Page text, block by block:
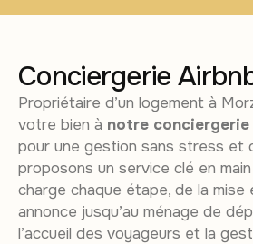
Conciergerie
Propriétaire d’un logement à
votre bien à notre
pour une gestion sans stress et
proposons un service clé en
charge chaque étape, de la mise
annonce jusqu’au ménage de
l’accueil des voyageurs et la